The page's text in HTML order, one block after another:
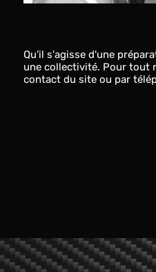
Qu'il s'agisse d'une
une collectivité. Pour tout
contact du site ou par